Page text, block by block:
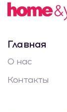
Главная
О нас
Контакты